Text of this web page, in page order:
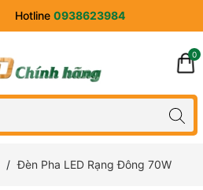
Hotline 0938623984
0
Đèn Pha LED Rạng Đông 70W